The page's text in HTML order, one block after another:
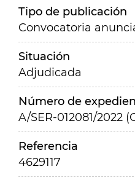
Tipo de publicación
Convocatoria
Situación
Adjudicada
Número de
A/SER-012081/2022
Referencia
4629117